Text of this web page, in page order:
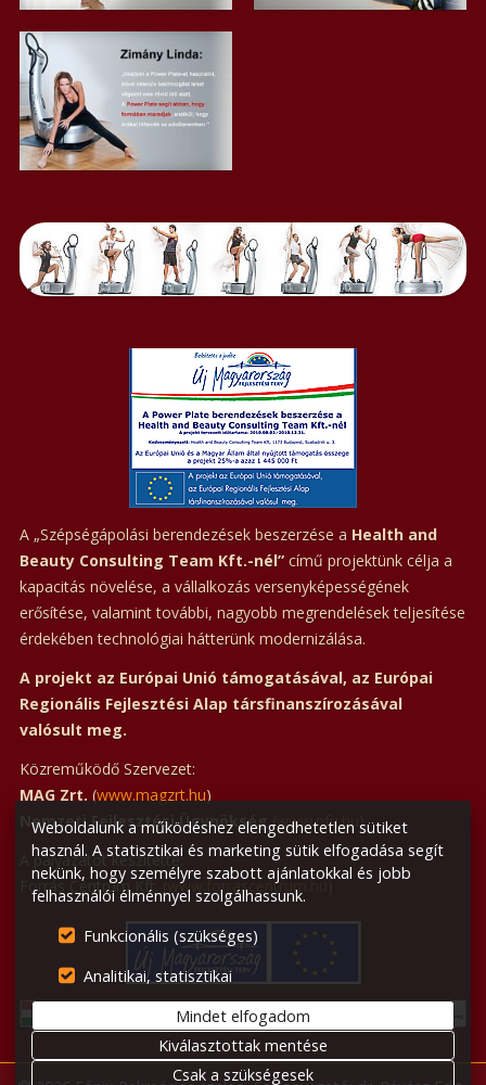
A „Szépségápolási berendezések beszerzése a Health and
Beauty Consulting Team Kft.-nél” című projektünk célja a
kapacitás növelése, a vállalkozás versenyképességének
erősítése, valamint további, nagyobb megrendelések teljesítése
érdekében technológiai hátterünk modernizálása.
A projekt az Európai Unió támogatásával, az Európai
Regionális Fejlesztési Alap társfinanszírozásával
valósult meg.
Közreműködő Szervezet:
MAG Zrt. (www.magzrt.hu)
Nemzeti Fejlesztési Ügynökség(www.nfu.hu )
A pályázatot készítette:
Forrás Centrum Kft. (www.forrascentrum.hu)
Weboldalunk a működéshez elengedhetetlen sütiket
használ. A statisztikai és marketing sütik elfogadása segít
nekünk, hogy személyre szabott ajánlatokkal és jobb
felhasználói élménnyel szolgálhassunk.
Funkcionális (szükséges)
Analitikai, statisztikai
Mindet elfogadom
Kiválasztottak mentése
Csak a szükségesek